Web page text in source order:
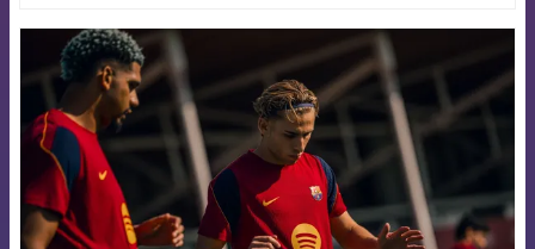
FCB Barcelona badge